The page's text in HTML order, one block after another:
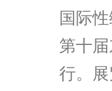
国际
第十
行。